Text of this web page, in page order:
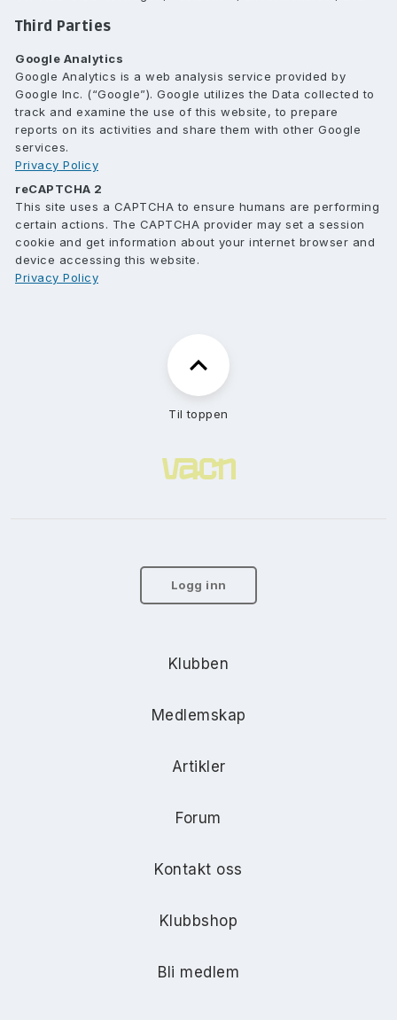
Third Parties
Google Analytics
Google Analytics is a web analysis service provided by
Google Inc. (“Google”). Google utilizes the Data collected to
track and examine the use of this website, to prepare
reports on its activities and share them with other Google
services.
Privacy Policy
reCAPTCHA 2
This site uses a CAPTCHA to ensure humans are performing
certain actions. The CAPTCHA provider may set a session
cookie and get information about your internet browser and
device accessing this website.
Privacy Policy
Til toppen
Logg inn
Klubben
Medlemskap
Artikler
Forum
Kontakt oss
Klubbshop
Bli medlem